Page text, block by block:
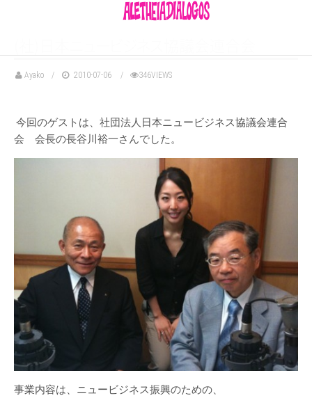
Ayako 2010-07-06 346VIEWS
今回のゲストは、社団法人日本ニュービジネス協議会連合
会 会長の長谷川裕一さんでした。
事業内容は、ニュービジネス振興のための、